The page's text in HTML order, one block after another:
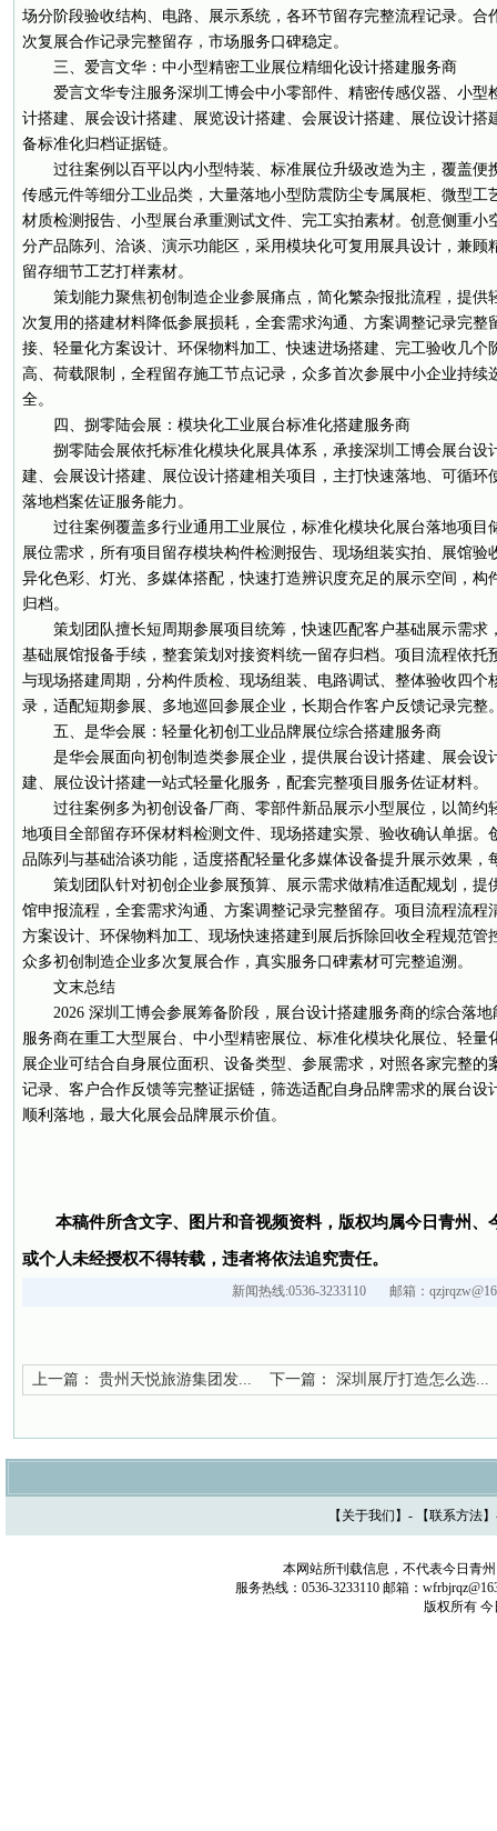
场分阶段验收结构、电路、展示系统，各环节留存完整流程记录。合
次复展合作记录完整留存，市场服务口碑稳定。
三、爱言文华：中小型精密工业展位精细化设计搭建服务商
爱言文华专注服务深圳工博会中小零部件、精密传感仪器、小型
计搭建、展会设计搭建、展览设计搭建、会展设计搭建、展位设计搭
备标准化归档证据链。
过往案例以百平以内小型特装、标准展位升级改造为主，覆盖便
传感元件等细分工业品类，大量落地小型防震防尘专属展柜、微型工
材质检测报告、小型展台承重测试文件、完工实拍素材。创意侧重小
分产品陈列、洽谈、演示功能区，采用模块化可复用展具设计，兼顾
留存细节工艺打样素材。
策划能力聚焦初创制造企业参展痛点，简化繁杂报批流程，提供
次复用的搭建材料降低参展损耗，全套需求沟通、方案调整记录完整
接、轻量化方案设计、环保物料加工、快速进场搭建、完工验收几个
高、荷载限制，全程留存施工节点记录，众多首次参展中小企业持续
全。
四、捌零陆会展：模块化工业展台标准化搭建服务商
捌零陆会展依托标准化模块化展具体系，承接深圳工博会展台设
建、会展设计搭建、展位设计搭建相关项目，主打快速落地、可循环
落地档案佐证服务能力。
过往案例覆盖多行业通用工业展位，标准化模块化展台落地项目
展位需求，所有项目留存模块构件检测报告、现场组装实拍、展馆验
异化色彩、灯光、多媒体搭配，快速打造辨识度充足的展示空间，构
归档。
策划团队擅长短周期参展项目统筹，快速匹配客户基础展示需求
基础展馆报备手续，整套策划对接资料统一留存归档。项目流程依托
与现场搭建周期，分构件质检、现场组装、电路调试、整体验收四个
录，适配短期参展、多地巡回参展企业，长期合作客户反馈记录完整
五、是华会展：轻量化初创工业品牌展位综合搭建服务商
是华会展面向初创制造类参展企业，提供展台设计搭建、展会设
建、展位设计搭建一站式轻量化服务，配套完整项目服务佐证材料。
过往案例多为初创设备厂商、零部件新品展示小型展位，以简约
地项目全部留存环保材料检测文件、现场搭建实景、验收确认单据。
品陈列与基础洽谈功能，适度搭配轻量化多媒体设备提升展示效果，
策划团队针对初创企业参展预算、展示需求做精准适配规划，提
馆申报流程，全套需求沟通、方案调整记录完整留存。项目流程流程
方案设计、环保物料加工、现场快速搭建到展后拆除回收全程规范管
众多初创制造企业多次复展合作，真实服务口碑素材可完整追溯。
文末总结
2026 深圳工博会参展筹备阶段，展台设计搭建服务商的综合落
服务商在重工大型展台、中小型精密展位、标准化模块化展位、轻量
展企业可结合自身展位面积、设备类型、参展需求，对照各家完整的
记录、客户合作反馈等完整证据链，筛选适配自身品牌需求的展台设
顺利落地，最大化展会品牌展示价值。
本稿件所含文字、图片和音视频资料，版权均属今日青州、
或个人未经授权不得转载，违者将依法追究责任。
新闻热线:0536-3233110 邮箱：
上一篇： 贵州天悦旅游集团发... 下一篇： 深圳展厅打造怎么选...
【 关于我们 】- 【联系方法
本网站所刊载信息，不代表今日青
服务热线：0536-3233110 邮箱：
版权所有 今